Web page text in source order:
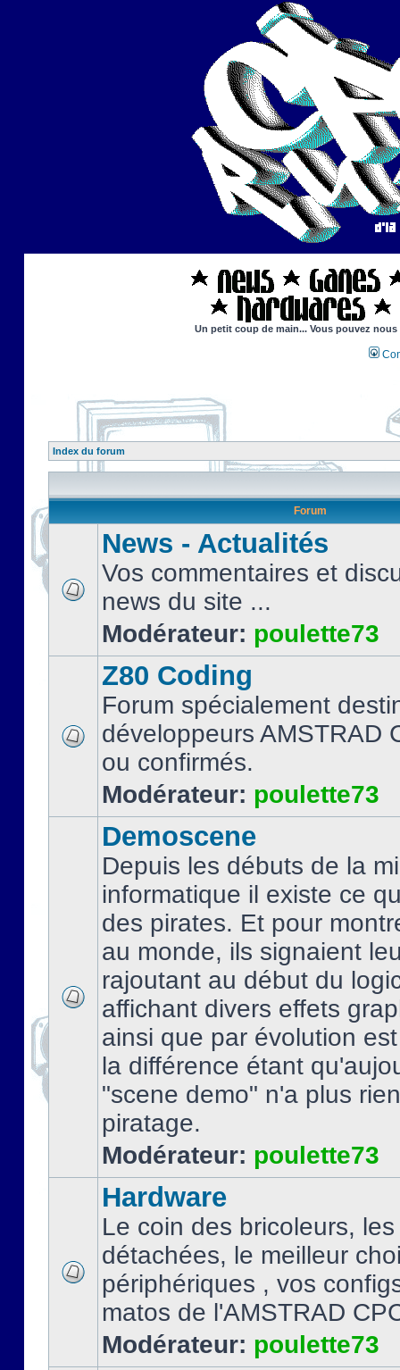
Un petit coup de main... Vous pouvez
Index du forum
Forum
News - Actualités
Vos commentaires et
news du site ...
Modérateur: poulette73
Z80 Coding
Forum spécialement
développeurs AMSTRAD
ou confirmés.
Modérateur: poulette73
Demoscene
Depuis les débuts de la
informatique il existe ce
des pirates. Et pour
au monde, ils signaient
rajoutant au début du
affichant divers effets
ainsi que par évolution
la différence étant
"scene demo" n'a plus
piratage.
Modérateur: poulette73
Hardware
Le coin des bricoleurs,
détachées, le meilleur
périphériques , vos
matos de l'AMSTRAD
Modérateur: poulette73